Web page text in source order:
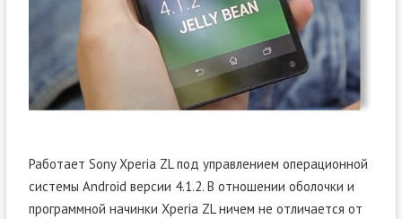
Работает Sony Xperia ZL под управлением операционной
системы Android версии 4.1.2. В отношении оболочки и
программной начинки Xperia ZL ничем не отличается от